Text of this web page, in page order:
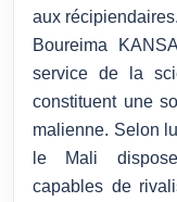
aux récipiendaires.
Boureima
service de la
constituent une
malienne. Selon
le Mali
capables de